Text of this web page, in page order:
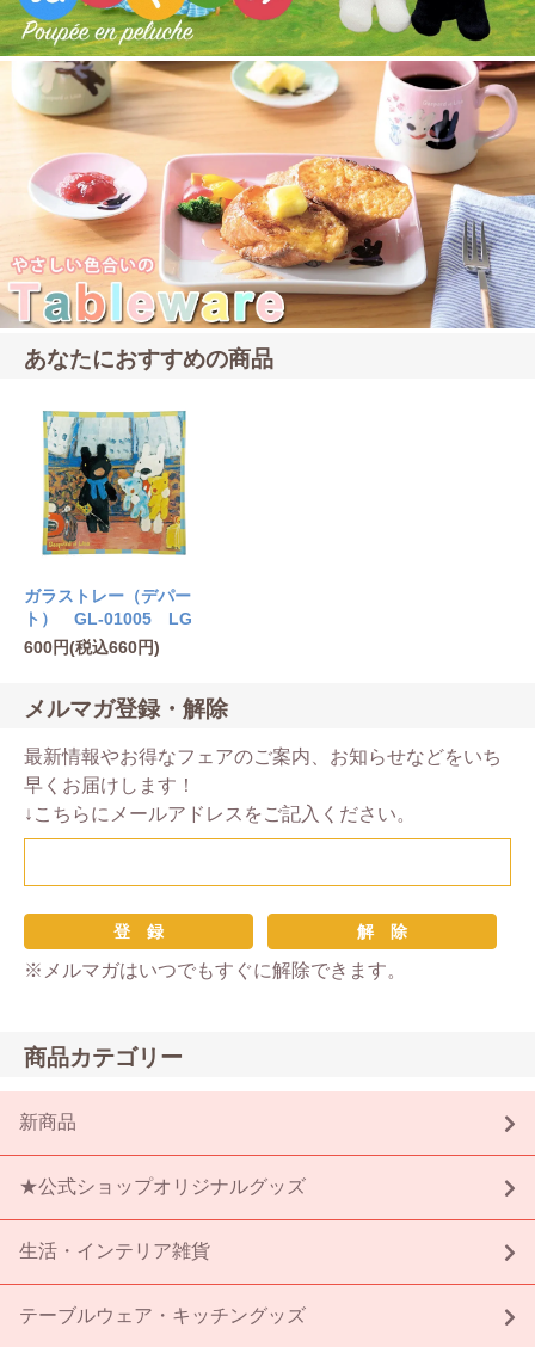
あなたにおすすめの商品
ガラストレー（デパー
ト） GL-01005 LG
600円(税込660円)
メルマガ登録・解除
最新情報やお得なフェアのご案内、お知らせなどをいち
早くお届けします！
↓こちらにメールアドレスをご記入ください。
※メルマガはいつでもすぐに解除できます。
商品カテゴリー
新商品
★公式ショップオリジナルグッズ
生活・インテリア雑貨
テーブルウェア・キッチングッズ